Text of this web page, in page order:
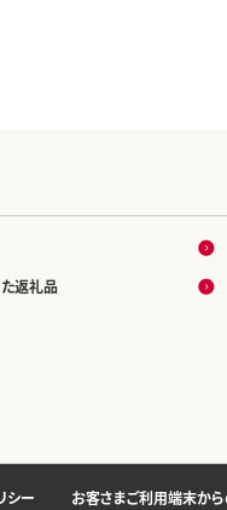
返礼品
シー お客さまご利用端末か